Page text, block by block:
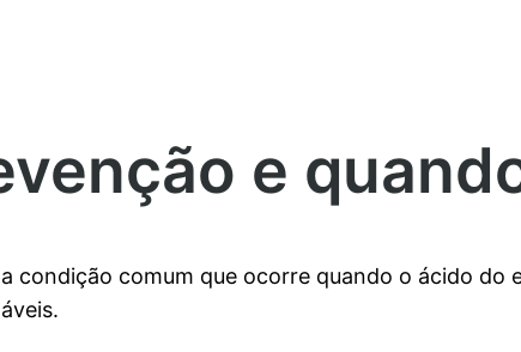
e
condição comum que ocorre quando o ácido